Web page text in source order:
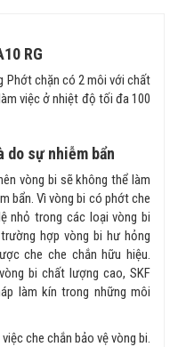
RG
Phớt chặn có 2 môi với chất
việc ở nhiệt độ tối đa 100
do sự nhiễm bẩn
vòng bi sẽ không thể làm
bẩn. Vì vòng bi có phớt che
nhỏ trong các loại vòng bi
hợp vòng bi hư hỏng
che che chắn hữu hiệu.
bi chất lượng cao, SKF
làm kín trong những môi
che chắn bảo vệ vòng bi.